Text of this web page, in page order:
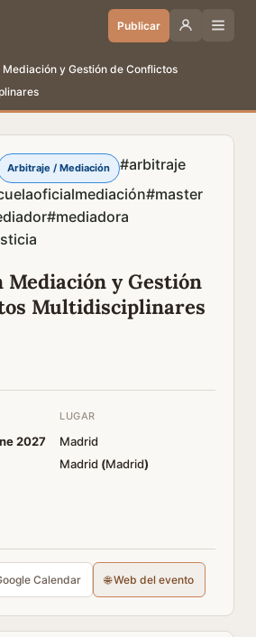
Publicar
Mediación y Gestión de Conflictos
Arbitraje / Mediación
#arbitraje
#master
#mediadora
Mediación y Gestión
Multidisciplinares
2027
LUGAR
Madrid
Madrid (Madrid)
Calendar 🌐 Web del evento